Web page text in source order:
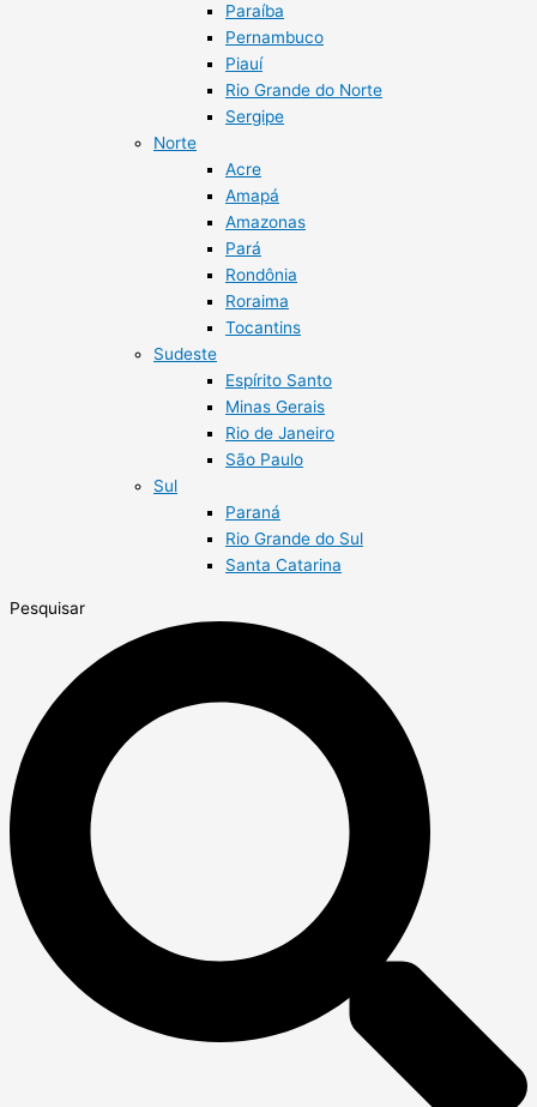
Paraíba
Pernambuco
Piauí
Rio Grande do Norte
Sergipe
Norte
Acre
Amapá
Amazonas
Pará
Rondônia
Roraima
Tocantins
Sudeste
Espírito Santo
Minas Gerais
Rio de Janeiro
São Paulo
Sul
Paraná
Rio Grande do Sul
Santa Catarina
Pesquisar